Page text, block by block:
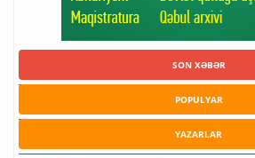
SON XƏBƏR
POPULYAR
YAZARLAR